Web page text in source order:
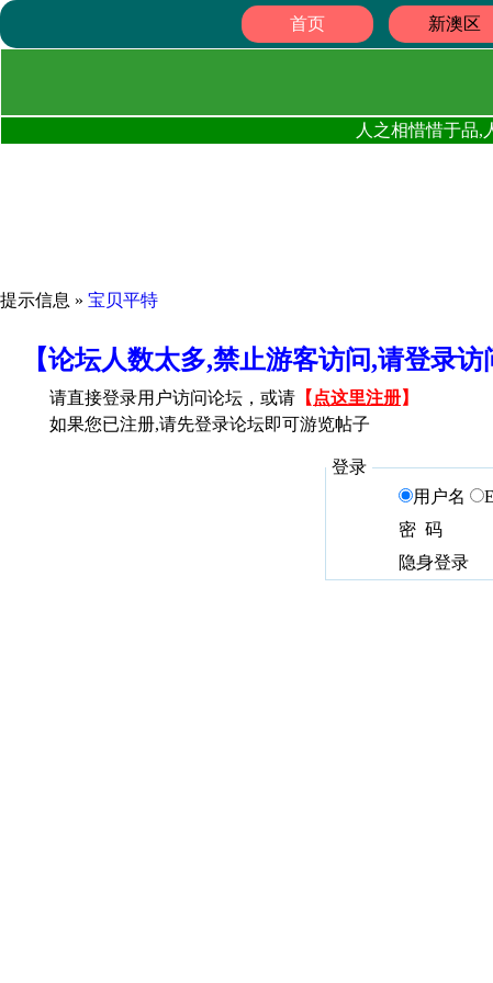
首页 新澳区
人之相惜惜于品,
提示信息 » 宝贝平特
【论坛人数太多,禁止游客访问,请登录
请直接登录用户访问论坛，或请 【 点这里注册】
如果您已注册,请先登录论坛即可游览帖子
登录
用户名
密 码
隐身登录